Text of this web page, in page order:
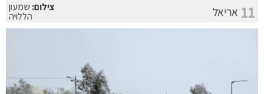
11 אריאל צילום: שמעון
הללויה